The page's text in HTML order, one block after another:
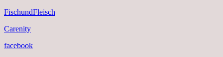
FischundFleisch
Carenity
facebook